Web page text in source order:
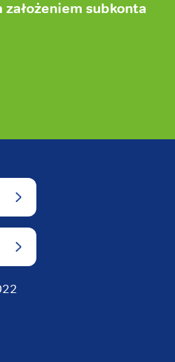
subkonta